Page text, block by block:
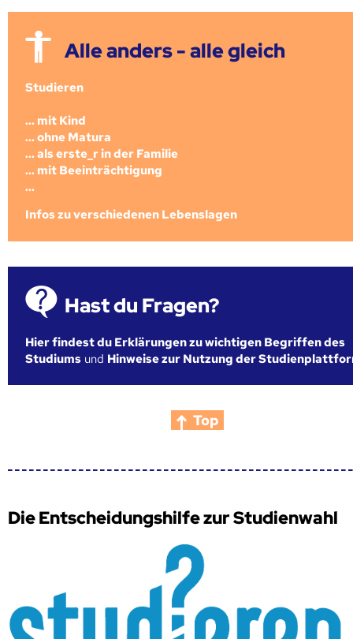
Alle anders - alle gleich
Studieren
... mit Kind
... ohne Matura
... als erste_r in der Familie
... mit Beeinträchtigung
...
Infos zu verschiedenen Lebenslagen
Hast du Fragen?
Hier findest du Erklärungen zu wichtigen Begriffen des
Studiums und Hinweise zur Nutzung der
Top
Die Entscheidungshilfe zur Studienwahl